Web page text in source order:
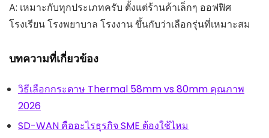
A: เหมาะกับทุกประเภทครับ ตั้งแต่ร้านค้าเล็กๆ ออฟฟิศ
โรงเรียน โรงพยาบาล โรงงาน ขึ้นกับว่าเลือกรุ่นที่เหมาะสม
บทความที่เกี่ยวข้อง
วิธีเลือกกระดาษ Thermal 58mm vs 80mm คุณภาพ
2026
SD-WAN คืออะไรธุรกิจ SME ต้องใช้ไหม